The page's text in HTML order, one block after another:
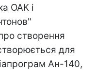
ОАК і
створення
для
Ан-140,